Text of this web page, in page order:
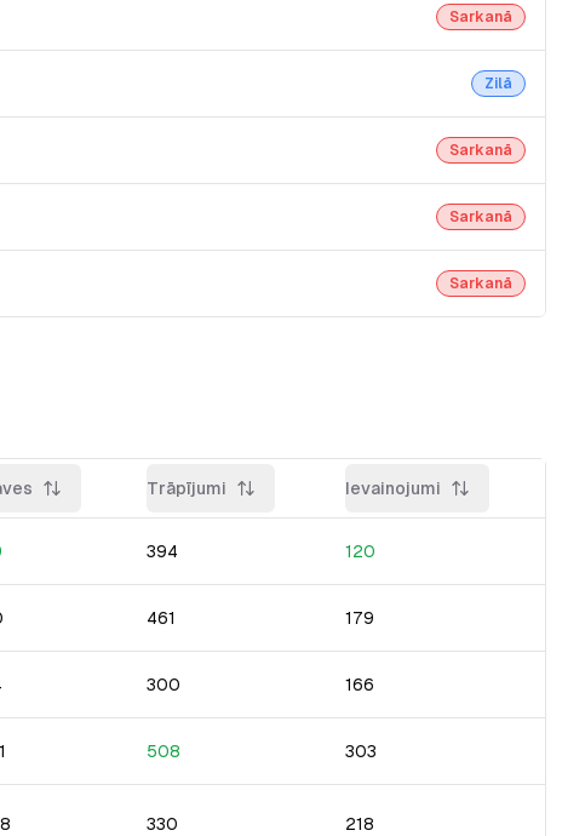
Sarkanā
Zilā
Sarkanā
Sarkanā
Sarkanā
Trāpījumi Ievainojumi
394 120
461 179
300 166
508 303
330 218